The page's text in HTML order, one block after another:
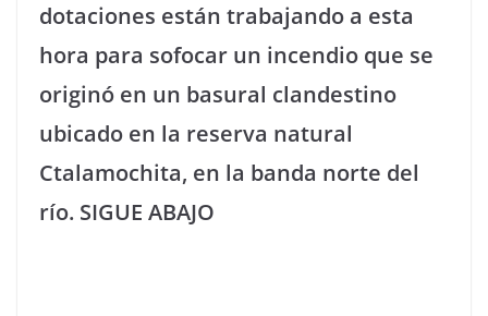
dotaciones están trabajando a esta
hora para sofocar un incendio que se
originó en un basural clandestino
ubicado en la reserva natural
Ctalamochita, en la banda norte del
río. SIGUE ABAJO